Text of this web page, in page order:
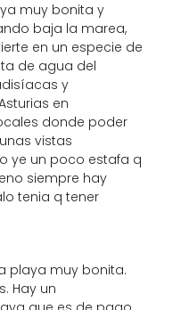
muy bonita y
baja la marea,
en un especie de
de agua del
y
en
donde poder
vistas
ye un poco estafa q
siempre hay
tenia q tener
playa muy bonita.
Hay un